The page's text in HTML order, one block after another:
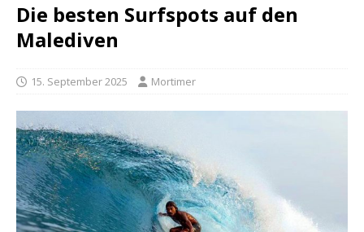
Die besten Surfspots auf den
Malediven
15. September 2025 Mortimer